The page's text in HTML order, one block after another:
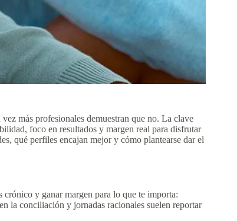
más profesionales demuestran que no. La clave
foco en resultados y margen real para disfrutar
qué perfiles encajan mejor y cómo plantearse dar el
crónico y ganar margen para lo que te importa:
la conciliación y jornadas racionales suelen reportar